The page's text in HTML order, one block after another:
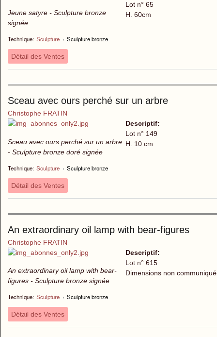
Jeune satyre - Sculpture bronze
signée
Technique: Sculpture › Sculpture bronze
Lot n° 65
H. 60cm
Détail des Ventes
Sceau avec ours perché sur un arbre
Christophe FRATIN
Sceau avec ours perché sur un arbre
- Sculpture bronze doré signée
Technique: Sculpture › Sculpture bronze
Descriptif:
Lot n° 149
H. 10 cm
Détail des Ventes
An extraordinary oil lamp with bear-figures
Christophe FRATIN
An extraordinary oil lamp with bear-
figures - Sculpture bronze signée
Technique: Sculpture › Sculpture bronze
Descriptif:
Lot n° 615
Dimensions non
Détail des Ventes